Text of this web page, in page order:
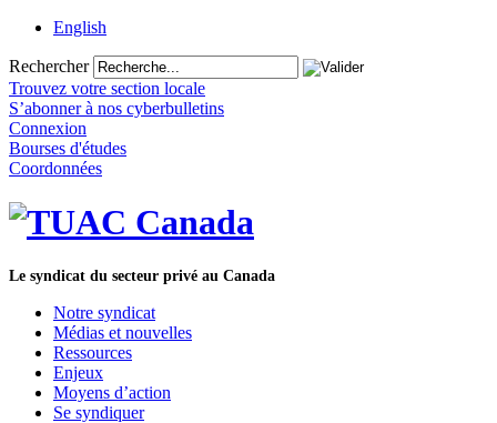
English
Rechercher
Trouvez votre section locale
S’abonner à nos cyberbulletins
Connexion
Bourses d'études
Coordonnées
Le syndicat du secteur privé au Canada
Notre syndicat
Médias et nouvelles
Ressources
Enjeux
Moyens d’action
Se syndiquer